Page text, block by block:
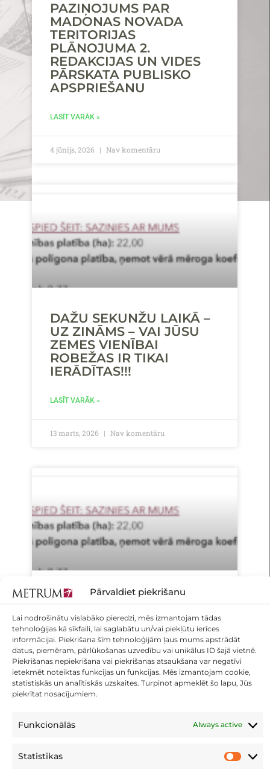
Pārvaldiet piekrišanu
Lai nodrošinātu vislabāko pieredzi, mēs izmantojam tādas
tehnoloģijas kā sīkfaili, lai saglabātu un/vai piekļūtu ierīces
informācijai. Piekrišana šīm tehnoloģijām ļaus mums apstrādāt
datus, piemēram, pārlūkošanas uzvedību vai unikālus ID šajā vietnē.
Piekrišanas nepiekrišana vai piekrišanas atsaukšana var negatīvi
ietekmēt noteiktas funkcijas un funkcijas. Mēs izmantojam cookie,
statistiskās un analītiskās uzskaites. Turpinot apmeklēt šo lapu, Jūs
piekrītat nosacījumiem.
Funkcionālās Always active
Statistikas
PAZIŅOJUMS PAR
MADONAS NOVADA
TERITORIJAS
PLĀNOJUMA 2.
REDAKCIJAS UN VIDES
PĀRSKATA PUBLISKO
APSPRIEŠANU
LASĪT VARĀK »
4 jūnijs, 2026 Nav komentāru
DAŽU SEKUNŽU LAIKĀ –
UZ ZINĀMS – VAI JŪSU
ZEMES VIENĪBAI
ROBEŽAS IR TIKAI
IERĀDĪTAS!!!
LASĪT VARĀK »
13 marts, 2026 Nav komentāru
VAI JŪSU ZEMES
VIENĪBAI ROBEŽAS IR
TIKAI IERĀDĪTAS? TAGAD
TO VAR PĀRBAUDĪT
DAŽU SEKUNŽU LAIKĀ!
LASĪT VARĀK »